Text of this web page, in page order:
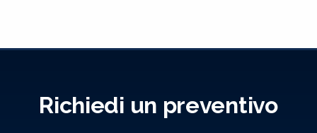
Richiedi un preventivo